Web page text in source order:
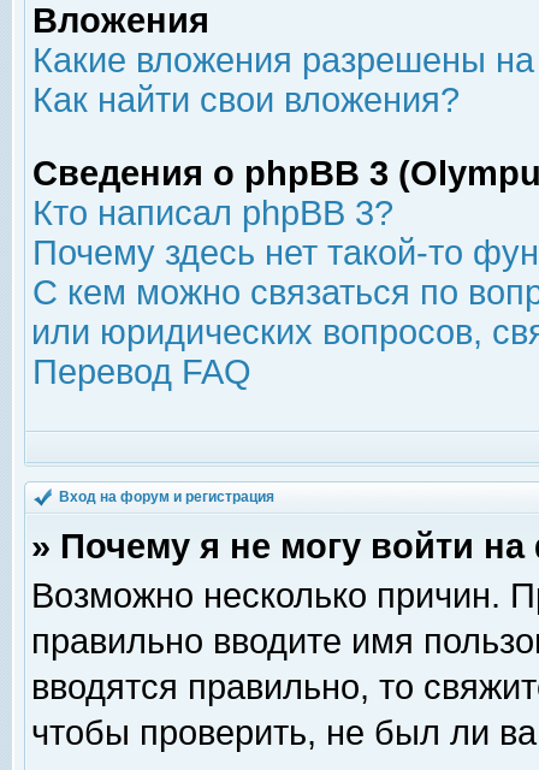
Вложения
Какие вложения разрешены
Как найти свои вложения?
Сведения о phpBB 3
Кто написал phpBB 3?
Почему здесь нет такой-то
С кем можно связаться по
или юридических вопросов,
Перевод FAQ
Вход на форум и регистрация
» Почему я не могу войти
Возможно несколько причин.
правильно вводите имя
вводятся правильно, то
чтобы проверить, не был ли